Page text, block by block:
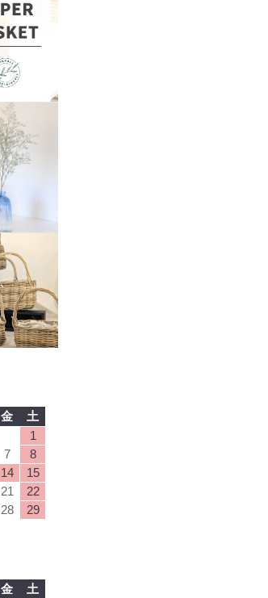
金
土
1
7
8
14
15
21
22
28
29
金 土